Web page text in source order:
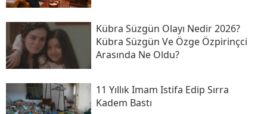
Kübra Süzgün Olayı Nedir 2026?
Kübra Süzgün Ve Özge Özpirinçci
Arasında Ne Oldu?
11 Yıllık Imam Istifa Edip Sırra
Kadem Bastı